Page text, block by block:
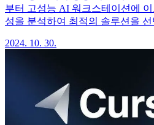
부터 고성능 AI 워크스테이션에
성을 분석하여 최적의 솔루션을
2024. 10. 30.